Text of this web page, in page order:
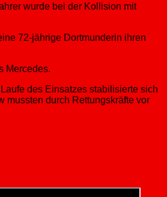
wurde bei der Kollision mit
72-jährige Dortmunderin ihren
Mercedes.
des Einsatzes stabilisierte sich
mussten durch Rettungskräfte vor